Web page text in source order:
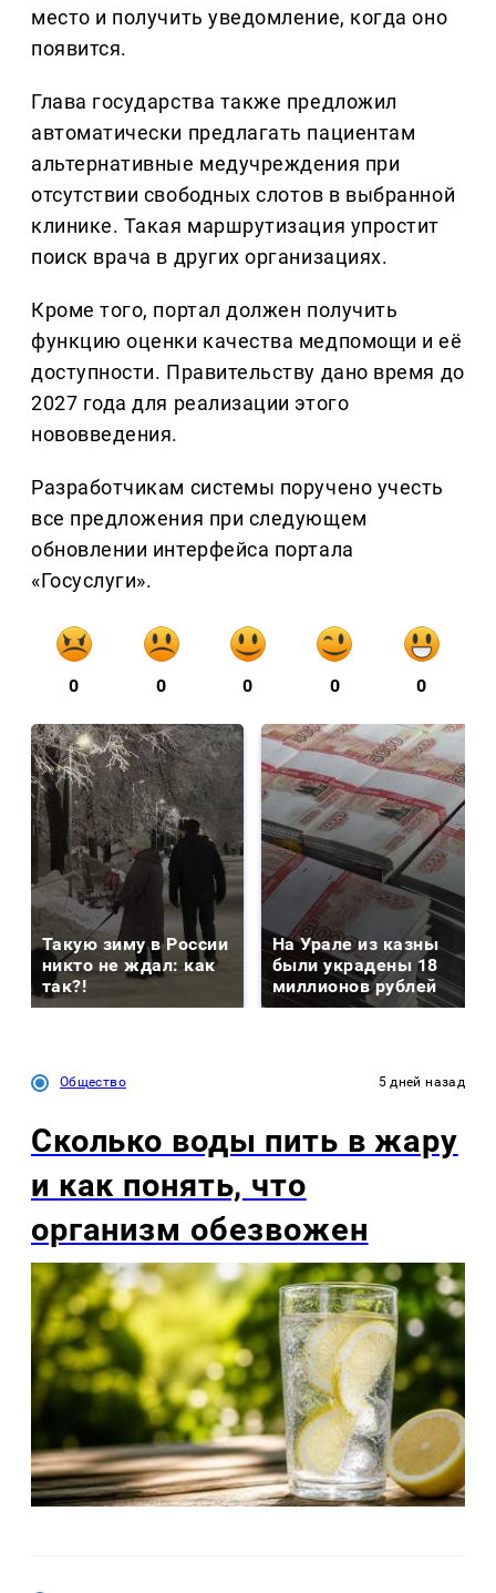
место и получить уведомление, когда оно
появится.
Глава государства также предложил
автоматически предлагать пациентам
альтернативные медучреждения при
отсутствии свободных слотов в выбранной
клинике. Такая маршрутизация упростит
поиск врача в других организациях.
Кроме того, портал должен получить
функцию оценки качества медпомощи и её
доступности. Правительству дано время до
2027 года для реализации этого
нововведения.
Разработчикам системы поручено учесть
все предложения при следующем
обновлении интерфейса портала
«Госуслуги».
0 0 0 0 0
Такую зиму в России
никто не ждал: как
так?!
На Урале из казны
были украдены 18
миллионов рублей
Общество 5 дней назад
Сколько воды пить в жару
и как понять, что
организм обезвожен